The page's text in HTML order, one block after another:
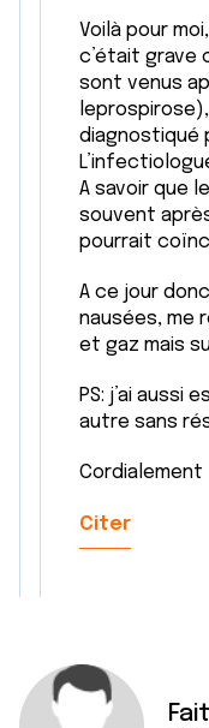
Voilà pour
c’était grave
sont venus
diagnostiqué
A savoir que
souvent
pourrait
A ce jour
nausées, me
et gaz mais
PS: j’ai aussi
autre sans
Cordialement
Citer